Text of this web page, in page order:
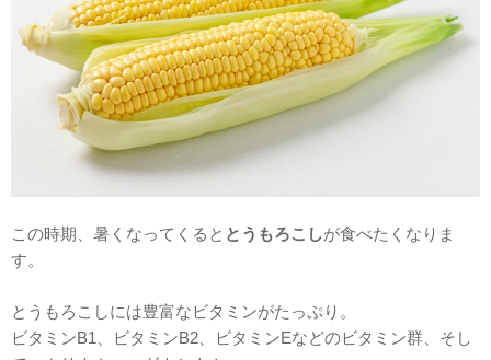
この時期、暑くなってくると とうもろこしが食べたくなりま
す。
とうもろこしには豊富なビタミンがたっぷり。
ビタミンB1、ビタミンB2、ビタミンEなどのビタミン群、そし